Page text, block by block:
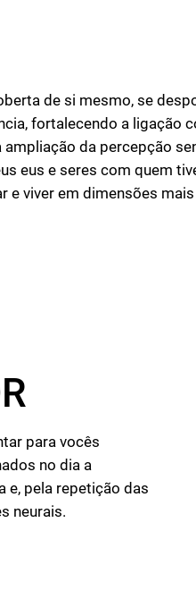
de si mesmo, se
fortalecendo a ligação
da percepção
eus e seres com quem
viver em dimensões
para vocês
no dia a
e, pela repetição das
neurais.